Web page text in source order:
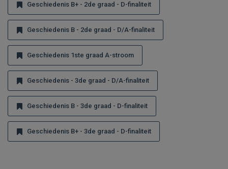
Geschiedenis B+ - 2de graad - D-finaliteit
Geschiedenis B - 2de graad - D/A-finaliteit
Geschiedenis 1ste graad A-stroom
Geschiedenis - 3de graad - D/A-finaliteit
Geschiedenis B - 3de graad - D-finaliteit
Geschiedenis B+ - 3de graad - D-finaliteit